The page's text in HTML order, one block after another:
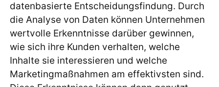
datenbasierte Entscheidungsfindung. Durch
die Analyse von Daten können Unternehmen
wertvolle Erkenntnisse darüber gewinnen,
wie sich ihre Kunden verhalten, welche
Inhalte sie interessieren und welche
Marketingmaßnahmen am effektivsten sind.